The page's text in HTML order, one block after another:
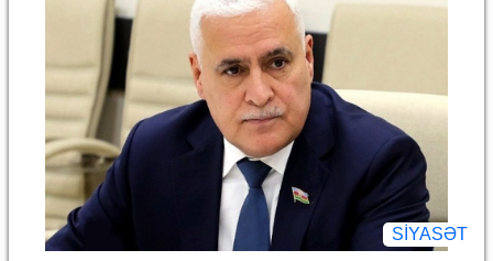
SİYASƏT